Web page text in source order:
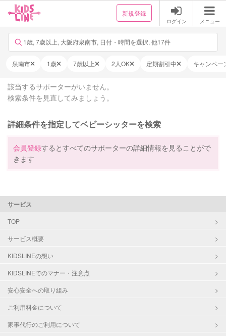
新規登録
ログイン メニュー
1歳, 7歳以上, 大阪府泉南市, 日付・時間を選択, 他17件
泉南市 1歳 7歳以上 2人OK 定期割引中 キャンペー
該当するサポーターがいません。
検索条件を見直してみましょう。
詳細条件を指定してベビーシッターを検索
会員登録するとすべてのサポーターの詳細情報を見ることがで
きます
サービス
TOP
サービス概要
KIDSLINEの想い
KIDSLINEでのマナー・注意点
安心安全への取り組み
ご利用料金について
家事代行のご利用について